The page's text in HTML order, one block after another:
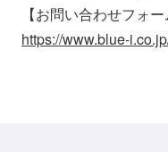
【お問い合わせフォー
https://www.blue-